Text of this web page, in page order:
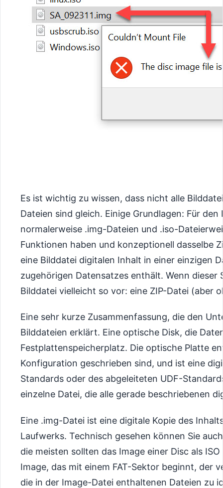
Es ist wichtig zu wissen, dass nicht alle
Dateien sind gleich. Einige Grundlagen: Für
normalerweise .img-Dateien und .iso-
Funktionen haben und konzeptionell dasselbe
eine Bilddatei digitalen Inhalt in einer einzigen
zugehörigen Datensatzes enthält. Wenn
Bilddatei vielleicht so vor: eine ZIP-Datei (aber
Eine sehr kurze Zusammenfassung, die den
Bilddateien erklärt. Eine optische Disk, die
Festplattenspeicherplatz. Die optische Platte
Konfiguration geschrieben sind, und ist eine
Standards oder des abgeleiteten UDF-
einzelne Datei, die alle gerade beschriebenen
Eine .img-Datei ist eine digitale Kopie des
Laufwerks. Technisch gesehen können Sie
die meisten sollten das Image einer Disc als
Image, das mit einem FAT-Sektor beginnt, der
die in der Image-Datei enthaltenen Dateien zu